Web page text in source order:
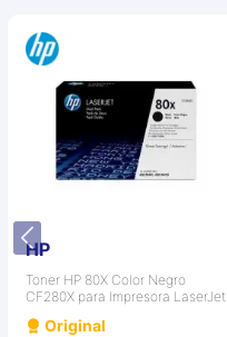
HP
Toner HP 80X Color Negro
CF280X para Impresora LaserJet
Original